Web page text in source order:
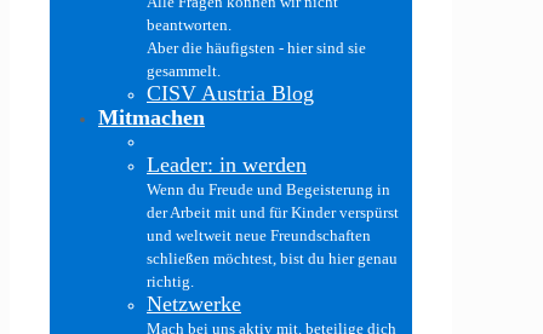
beantworten.
Aber die häufigsten - hier sind sie
gesammelt.
CISV Austria Blog
Mitmachen
Leader: in werden
Wenn du Freude und Begeisterung in
der Arbeit mit und für Kinder verspürst
und weltweit neue Freundschaften
schließen möchtest, bist du hier genau
richtig.
Netzwerke
Mach bei uns aktiv mit, beteilige dich